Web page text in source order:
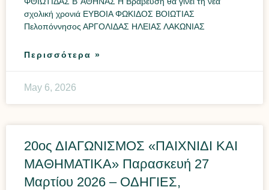
σχολική χρονιά ΕΥΒΟΙΑ ΦΩΚΙΔΟΣ ΒΟΙΩΤΙΑΣ
Πελοπόννησος ΑΡΓΟΛΙΔΑΣ ΗΛΕΙΑΣ ΛΑΚΩΝΙΑΣ
Περισσότερα »
May 6, 2026
20ος ΔΙΑΓΩΝΙΣΜΟΣ «ΠΑΙΧΝΙΔΙ ΚΑΙ
ΜΑΘΗΜΑΤΙΚΑ» Παρασκευή 27
Μαρτίου 2026 – ΟΔΗΓΙΕΣ,